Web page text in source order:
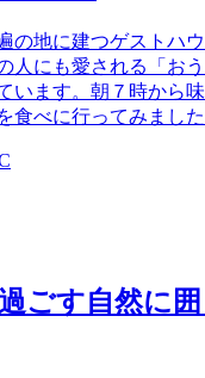
の地に建つゲストハ
人にも愛される「お
います。朝７時から
食べに行ってみました
ごす自然に